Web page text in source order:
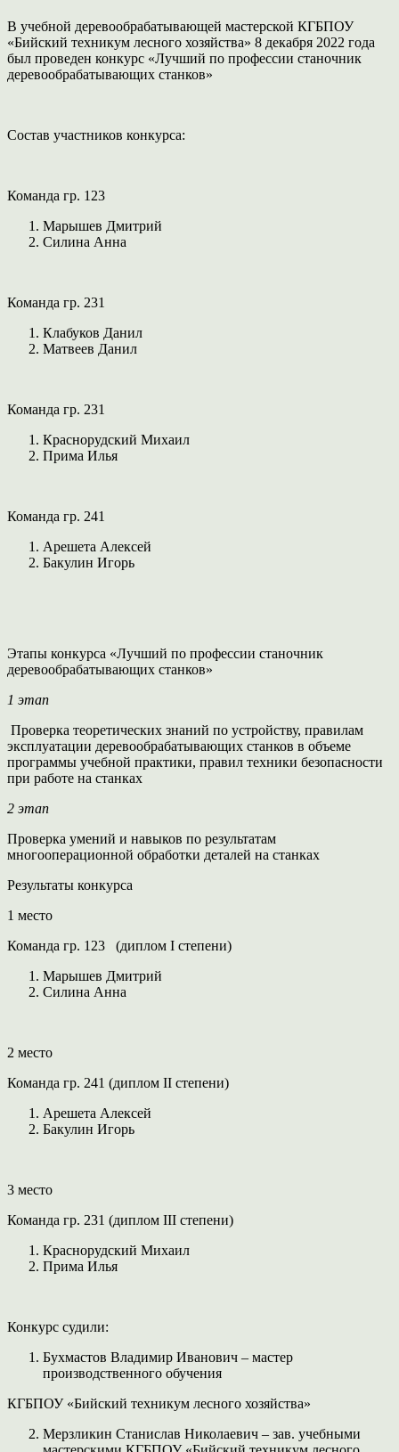
В учебной деревообрабатывающей мастерской КГБПОУ
«Бийский техникум лесного хозяйства» 8 декабря 2022 года
был проведен конкурс «Лучший по профессии станочник
деревообрабатывающих станков»
Состав участников конкурса:
Команда гр. 123
Марышев Дмитрий
Силина Анна
Команда гр. 231
Клабуков Данил
Матвеев Данил
Команда гр. 231
Краснорудский Михаил
Прима Илья
Команда гр. 241
Арешета Алексей
Бакулин Игорь
Этапы конкурса «Лучший по профессии станочник
деревообрабатывающих станков»
1 этап
Проверка теоретических знаний по устройству, правилам
эксплуатации деревообрабатывающих станков в объеме
программы учебной практики, правил техники безопасности
при работе на станках
2 этап
Проверка умений и навыков по результатам
многооперационной обработки деталей на станках
Результаты конкурса
1 место
Команда гр. 123 (диплом I степени)
Марышев Дмитрий
Силина Анна
2 место
Команда гр. 241 (диплом II степени)
Арешета Алексей
Бакулин Игорь
3 место
Команда гр. 231 (диплом III степени)
Краснорудский Михаил
Прима Илья
Конкурс судили:
Бухмастов Владимир Иванович – мастер
производственного обучения
КГБПОУ «Бийский техникум лесного хозяйства»
Мерзликин Станислав Николаевич – зав. учебными